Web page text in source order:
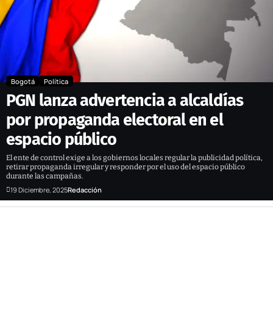
Bogotá Política
PGN lanza advertencia a alcaldías
por propaganda electoral en el
espacio público
El ente de control exige a los gobiernos locales regular la publicidad política,
retirar propaganda irregular y responder por el uso del espacio público
durante las campañas.
19 Diciembre, 2025Redacción